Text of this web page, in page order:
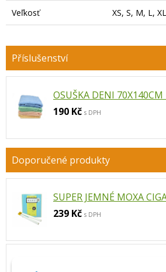
Veľkosť XS, S, M, L,
OSUŠKA DENI
190 Kč s DPH
SUPER JEMNÉ MOXA
239 Kč s DPH